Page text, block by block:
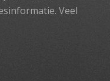
Veel